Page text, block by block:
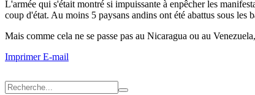
L'armée qui s'était montré si impuissante à enpêcher les
coup d'état. Au moins 5 paysans andins ont été abattus sous
Mais comme cela ne se passe pas au Nicaragua ou au
ImprimerE-mail